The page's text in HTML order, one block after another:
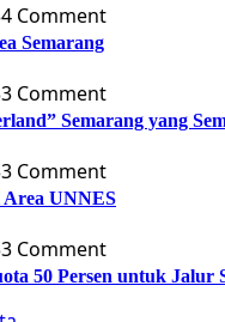
4 Comment
Semarang
3 Comment
Semarang yang
3 Comment
Area UNNES
3 Comment
50 Persen untuk Jalur